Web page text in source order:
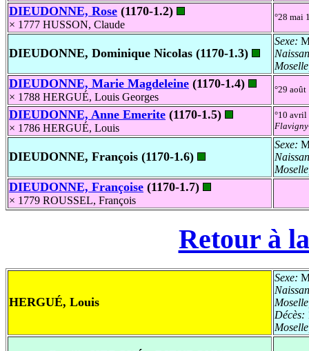
DIEUDONNE, Rose (1170-1.2)
× 1777 HUSSON, Claude
°28 mai
DIEUDONNE, Dominique Nicolas (1170-1.3)
Sexe:
DIEUDONNE, Marie Magdeleine (1170-1.4)
× 1788 HERGUÉ, Louis Georges
°29
DIEUDONNE, Anne Emerite (1170-1.5)
× 1786 HERGUÉ, Louis
°10
DIEUDONNE, François (1170-1.6)
Sexe:
DIEUDONNE, Françoise (1170-1.7)
× 1779 ROUSSEL, François
Retour à
HERGUÉ, Louis
Sexe:
Décès: